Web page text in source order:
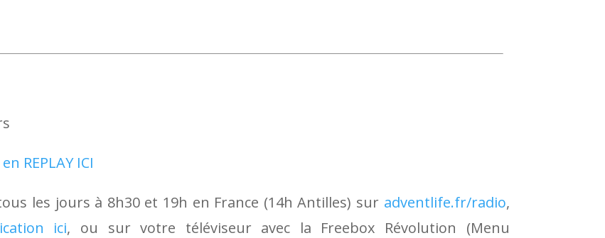
REPLAY ICI
les jours à 8h30 et 19h en France (14h Antilles) sur adventlife.fr/radio,
ici, ou sur votre téléviseur avec la Freebox Révolution (Menu